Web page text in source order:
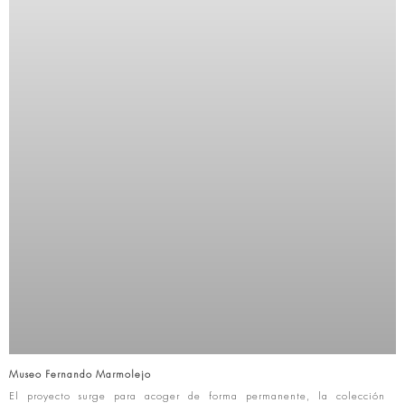
Museo Fernando Marmolejo
El proyecto surge para acoger de forma permanente, la colección